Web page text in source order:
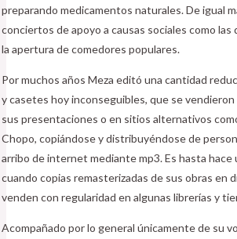
preparando medicamentos naturales. De igual
conciertos de apoyo a causas sociales como las
la apertura de comedores populares.
Por muchos años Meza editó una cantidad
y casetes hoy inconseguibles, que se
sus presentaciones o en sitios alternativos
Chopo, copiándose y distribuyéndose de
arribo de internet mediante mp3. Es hasta hace
cuando copias remasterizadas de sus obras en
venden con regularidad en algunas librerías y
Acompañado por lo general únicamente de su